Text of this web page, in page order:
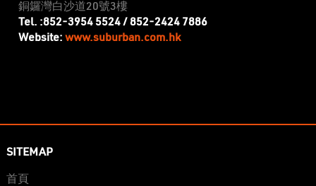
銅鑼灣白沙道20號3樓
Tel. :852-3954 5524 / 852-2424 7886
Website: www.suburban.com.hk
SITEMAP
首頁